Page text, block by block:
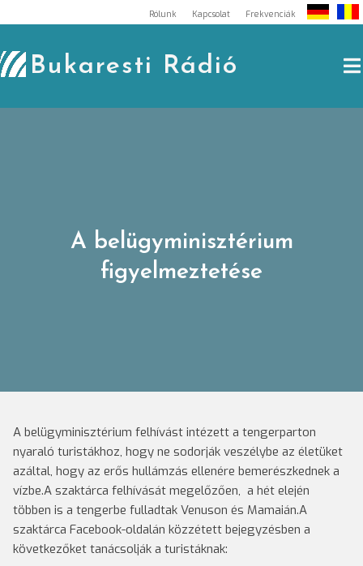
to
content
Rólunk Kapcsolat Frekvenciák
Bukaresti Rádió
A belügyminisztérium
figyelmeztetése
A belügyminisztérium felhívást intézett a tengerparton
nyaraló turistákhoz, hogy ne sodorják veszélybe az életüket
azáltal, hogy az erős hullámzás ellenére bemerészkednek a
vízbe.A szaktárca felhívását megelőzően, a hét elején
többen is a tengerbe fulladtak Venuson és Mamaián.A
szaktárca Facebook-oldalán közzétett bejegyzésben a
következőket tanácsolják a turistáknak: